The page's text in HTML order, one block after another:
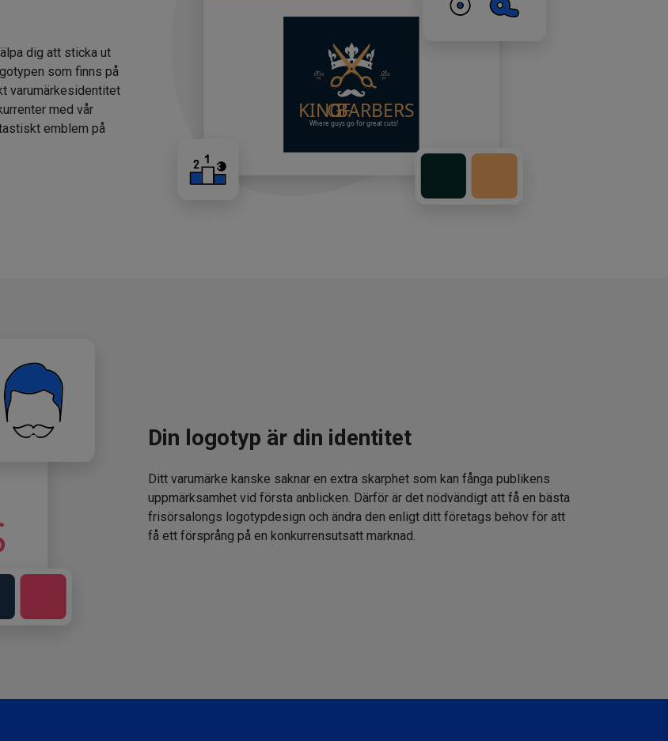
dig att sticka ut
som finns på
varumärkesidentitet
med vår
emblem på
Din logotyp är din identitet
Ditt varumärke kanske saknar en extra skarphet som kan fånga publikens
uppmärksamhet vid första anblicken. Därför är det nödvändigt att få en bästa
frisörsalongs logotypdesign och ändra den enligt ditt företags behov för att
få ett försprång på en konkurrensutsatt marknad.